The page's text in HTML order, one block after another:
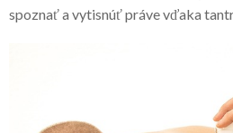
spoznať a vytisnúť práve vďaka